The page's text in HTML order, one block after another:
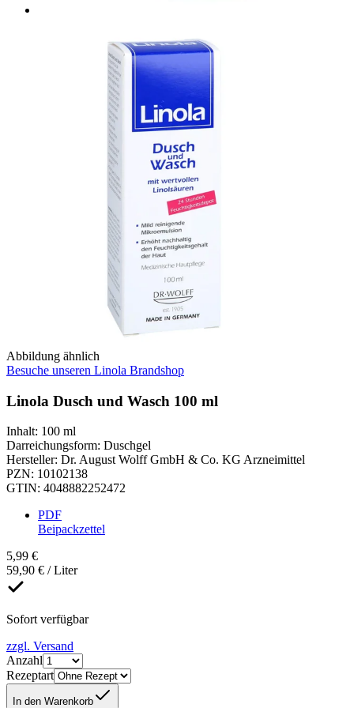
Abbildung ähnlich
Besuche unseren Linola Brandshop
Linola Dusch und Wasch 100 ml
Inhalt: 100 ml
Darreichungsform: Duschgel
Hersteller: Dr. August Wolff GmbH & Co. KG Arzneimittel
PZN: 10102138
GTIN: 4048882252472
PDF
Beipackzettel
5,99 €
59,90 € / Liter
Sofort verfügbar
zzgl. Versand
Anzahl
Rezeptart
In den Warenkorb